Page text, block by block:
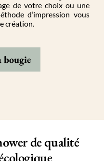
de votre choix ou une
d’impression vous
création
bougie
de qualité